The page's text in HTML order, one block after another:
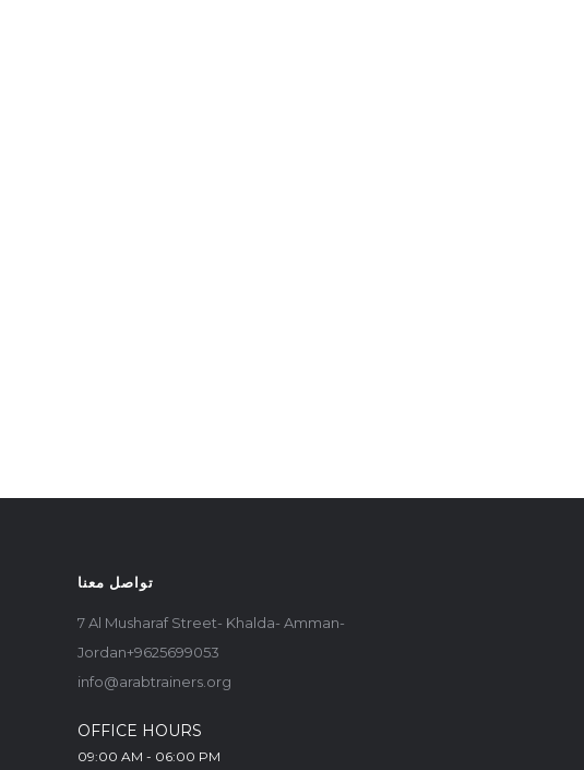
تواصل معنا
7 Al Musharaf Street- Khalda- Amman-
Jordan+9625699053
info@arabtrainers.org
OFFICE HOURS
09:00 AM - 06:00 PM